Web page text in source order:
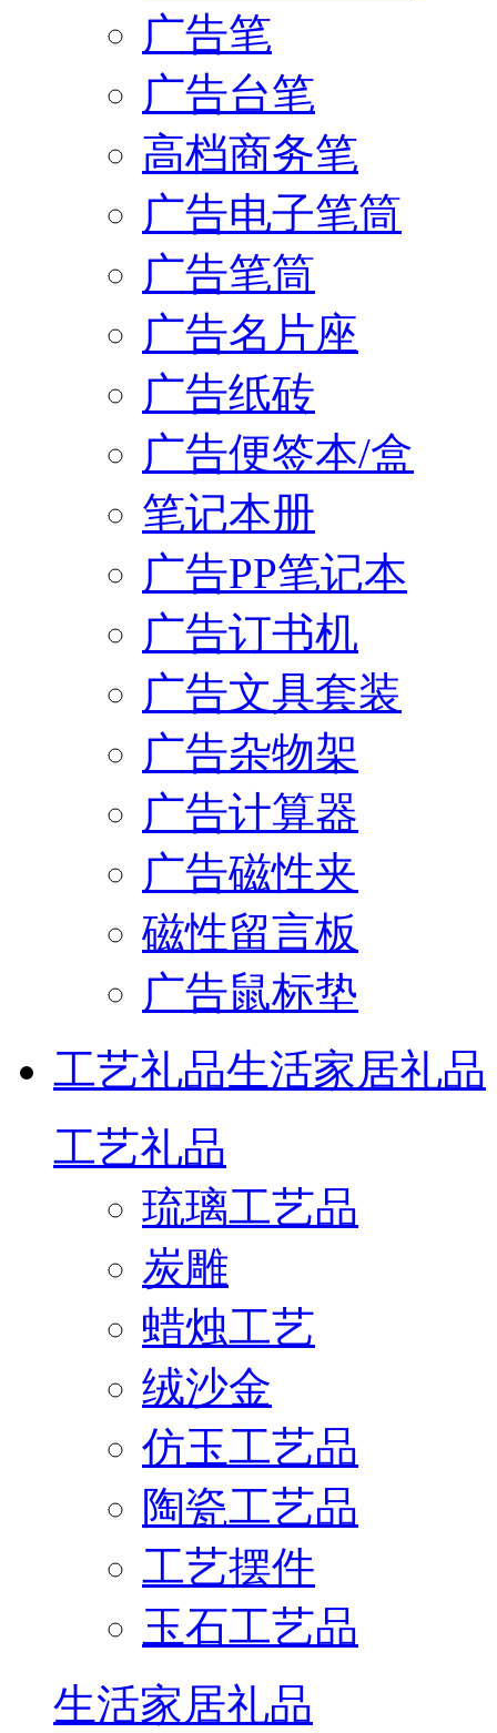
广告笔
广告台笔
高档商务笔
广告电子笔筒
广告笔筒
广告名片座
广告纸砖
广告便签本/盒
笔记本册
广告PP笔记本
广告订书机
广告文具套装
广告杂物架
广告计算器
广告磁性夹
磁性留言板
广告鼠标垫
工艺礼品生活家居礼品
工艺礼品
琉璃工艺品
炭雕
蜡烛工艺
绒沙金
仿玉工艺品
陶瓷工艺品
工艺摆件
玉石工艺品
生活家居礼品